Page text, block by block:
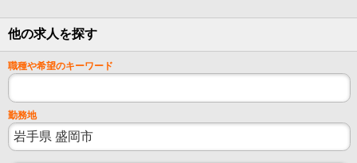
他の求人を探す
職種や希望のキーワード
勤務地